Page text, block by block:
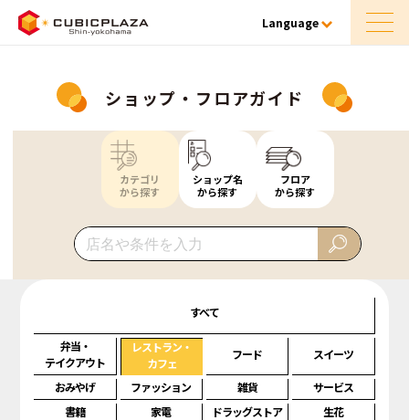
Language
ショップ・フロアガイド
カテゴリ
から探す
ショップ名
から探す
フロア
から探す
すべて
弁当・
テイクアウト
レストラン・
カフェ
フード スイーツ
おみやげ ファッション 雑貨
サービス
書籍
家電 ドラッグストア 生花